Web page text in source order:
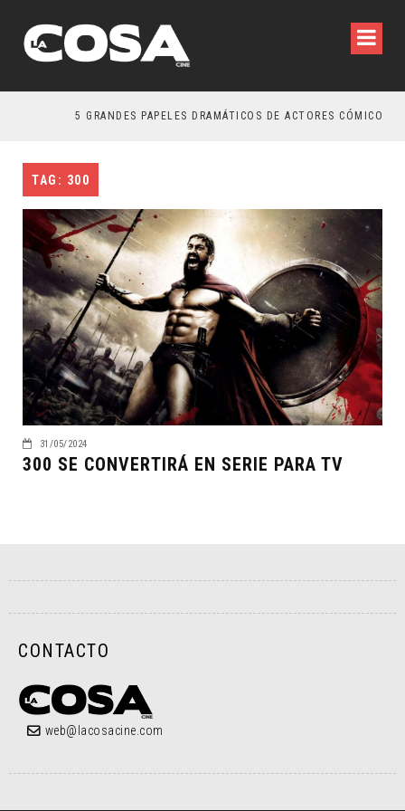
5 GRANDES PAPELES DRAMÁTICOS DE ACTORES CÓMICOS
TAG: 300
31/05/2024
300 SE CONVERTIRÁ EN SERIE PARA TV
CONTACTO
web@lacosacine.com